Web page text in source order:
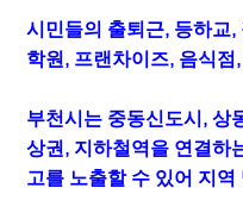
시민들의 출퇴근, 등하교
학원, 프랜차이즈, 음식
부천시는 중동신도시, 상
상권, 지하철역을 연결하
고를 노출할 수 있어 지